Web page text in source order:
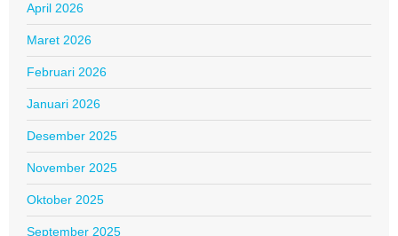
April 2026
Maret 2026
Februari 2026
Januari 2026
Desember 2025
November 2025
Oktober 2025
September 2025